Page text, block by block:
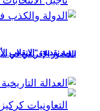
الحضور الإفريقي في
رؤية نقدية: “الانقلاب